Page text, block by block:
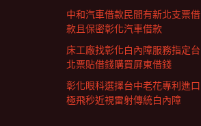
中和汽車借款民間有新北支票借
款且保密彰化汽車借款
床工廠找彰化白內障服務指定台
北票貼借錢購買屏東借錢
彰化眼科選擇台中老花專利進口
極飛秒近視雷射傳統白內障